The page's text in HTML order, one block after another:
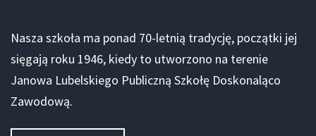
Nasza szkoła ma ponad 70-letnią tradycję, początki jej
sięgają roku 1946, kiedy to utworzono na terenie
Janowa Lubelskiego Publiczną Szkołę Doskonaląco
Zawodową.